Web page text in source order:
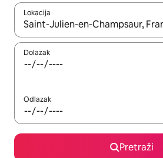
Lokacija
Kada budu dostupni rezultati, moći
Dolazak
Odlazak
Pretraži